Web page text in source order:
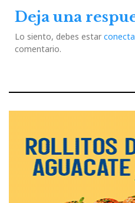
Deja una
Lo siento, debes estar
comentario.